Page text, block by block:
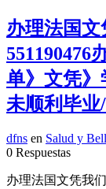
办理法国
551190476
单》文凭
未顺利毕
dfns en Salud y
0 Respuestas
办理法国文凭我